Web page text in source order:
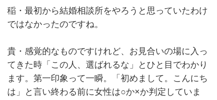
稲・最初から結婚相談所をやろうと思っていたわけ
ではなかったのですね。
貴・感覚的なものですけれど、お見合いの場に入っ
てきた時「この人、選ばれるな」とひと目でわかり
ます。第一印象って一瞬。「初めまして。こんにち
は」と言い終わる前に女性は○か×か判定していま